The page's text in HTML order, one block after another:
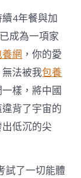
4年餐與加
成為一項家
網 ，你的愛
法被我包養
樣，將中國
背了宇宙的
低沉的尖
試了一切能體